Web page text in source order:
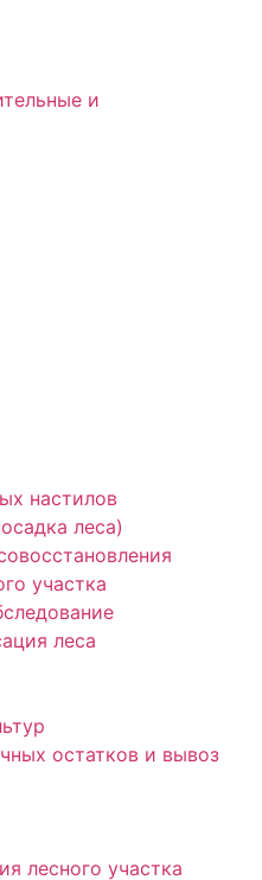
настилов
леса)
участка
леса
остатков и вывоз
лесного участка